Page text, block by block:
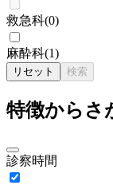
救急科(0)
麻酔科(1)
リセット 検索
特徴からさ
診察時間